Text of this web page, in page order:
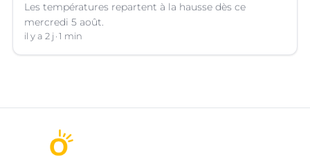
Les températures repartent à la hausse dès ce
mercredi 5 août.
il y a 2 j 1 min